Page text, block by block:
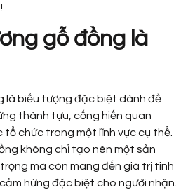
gỗ đồng là
là biểu tượng đặc biệt dành để
thành tựu, cống hiến quan
chức trong một lĩnh vực cụ thể.
không chỉ tạo nên một sản
mà còn mang đến giá trị tinh
hứng đặc biệt cho người nhận.